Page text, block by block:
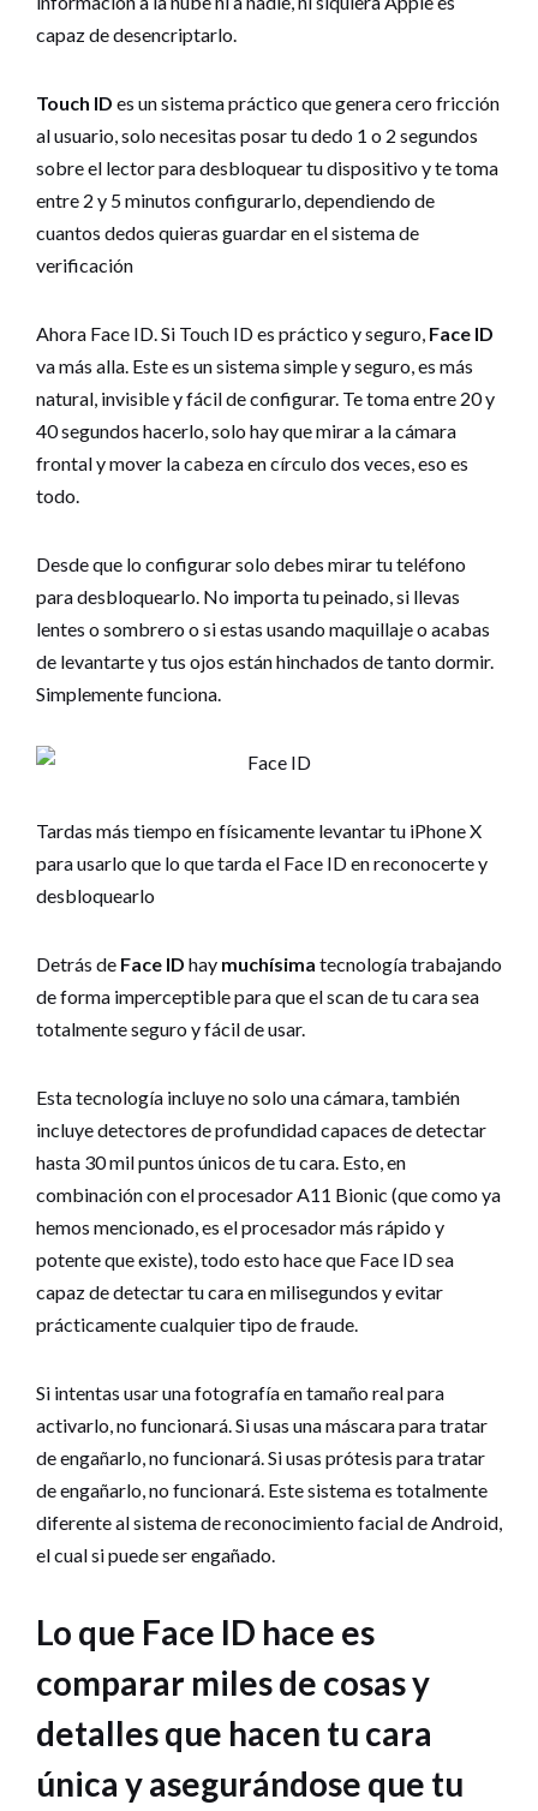
capaz de desencriptarlo.
Touch ID es un sistema práctico que genera cero fricción
al usuario, solo necesitas posar tu dedo 1 o 2 segundos
sobre el lector para desbloquear tu dispositivo y te toma
entre 2 y 5 minutos configurarlo, dependiendo de
cuantos dedos quieras guardar en el sistema de
verificación
Ahora Face ID. Si Touch ID es práctico y seguro, Face ID
va más alla. Este es un sistema simple y seguro, es más
natural, invisible y fácil de configurar. Te toma entre 20 y
40 segundos hacerlo, solo hay que mirar a la cámara
frontal y mover la cabeza en círculo dos veces, eso es
todo.
Desde que lo configurar solo debes mirar tu teléfono
para desbloquearlo. No importa tu peinado, si llevas
lentes o sombrero o si estas usando maquillaje o acabas
de levantarte y tus ojos están hinchados de tanto dormir.
Simplemente funciona.
Tardas más tiempo en físicamente levantar tu iPhone X
para usarlo que lo que tarda el Face ID en reconocerte y
desbloquearlo
Detrás de Face ID hay muchísima tecnología trabajando
de forma imperceptible para que el scan de tu cara sea
totalmente seguro y fácil de usar.
Esta tecnología incluye no solo una cámara, también
incluye detectores de profundidad capaces de detectar
hasta 30 mil puntos únicos de tu cara. Esto, en
combinación con el procesador A11 Bionic (que como ya
hemos mencionado, es el procesador más rápido y
potente que existe), todo esto hace que Face ID sea
capaz de detectar tu cara en milisegundos y evitar
prácticamente cualquier tipo de fraude.
Si intentas usar una fotografía en tamaño real para
activarlo, no funcionará. Si usas una máscara para tratar
de engañarlo, no funcionará. Si usas prótesis para tratar
de engañarlo, no funcionará. Este sistema es totalmente
diferente al sistema de reconocimiento facial de Android,
el cual si puede ser engañado.
Lo que Face ID hace es
comparar miles de cosas y
detalles que hacen tu cara
única y asegurándose que tu